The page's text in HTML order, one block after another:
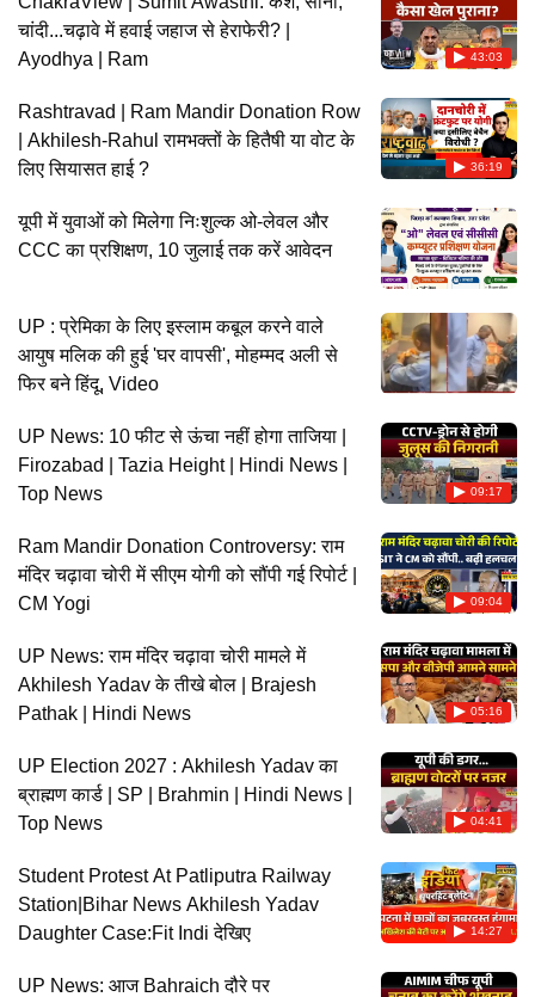
43:03
चांदी...चढ़ावे में हवाई जहाज से हेराफेरी? |
Ayodhya | Ram
36:19
Rashtravad | Ram Mandir Donation Row
| Akhilesh-Rahul रामभक्तों के हितैषी या वोट के
लिए सियासत हाई ?
यूपी में युवाओं को मिलेगा निःशुल्क ओ-लेवल और
CCC का प्रशिक्षण, 10 जुलाई तक करें आवेदन
UP : प्रेमिका के लिए इस्लाम कबूल करने वाले
आयुष मलिक की हुई 'घर वापसी', मोहम्मद अली से
फिर बने हिंदू, Video
09:17
UP News: 10 फीट से ऊंचा नहीं होगा ताजिया |
Firozabad | Tazia Height | Hindi News |
Top News
09:04
Ram Mandir Donation Controversy: राम
मंदिर चढ़ावा चोरी में सीएम योगी को सौंपी गई रिपोर्ट |
CM Yogi
05:16
UP News: राम मंदिर चढ़ावा चोरी मामले में
Akhilesh Yadav के तीखे बोल | Brajesh
Pathak | Hindi News
04:41
UP Election 2027 : Akhilesh Yadav का
ब्राह्मण कार्ड | SP | Brahmin | Hindi News |
Top News
14:27
Student Protest At Patliputra Railway
Station|Bihar News Akhilesh Yadav
Daughter Case:Fit Indi देखिए
UP News: आज Bahraich दौरे पर